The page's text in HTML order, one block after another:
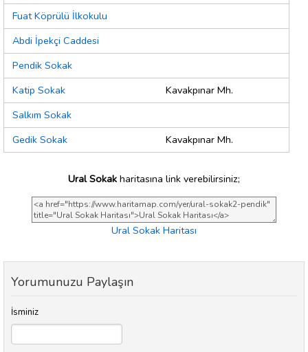
Fuat Köprülü İlkokulu
Abdi İpekçi Caddesi
Pendik Sokak
Katip Sokak
Kavakpınar Mh.
Salkım Sokak
Gedik Sokak
Kavakpınar Mh.
Ural Sokak haritasına link verebilirsiniz;
Ural Sokak Haritası
Yorumunuzu Paylaşın
İsminiz